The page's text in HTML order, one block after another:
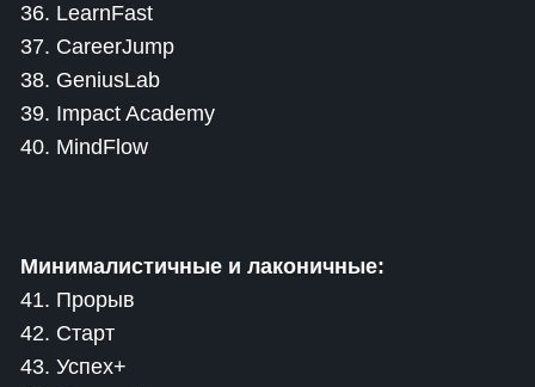
36. LearnFast
37. CareerJump
38. GeniusLab
39. Impact Academy
40. MindFlow
Минималистичные и лаконичные:
41. Прорыв
42. Старт
43. Успех+